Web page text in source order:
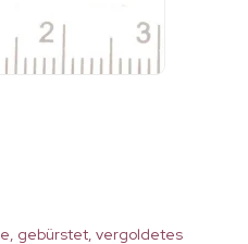
gebürstet, vergoldetes